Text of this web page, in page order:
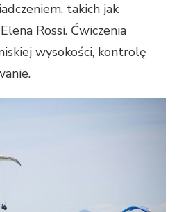
takich jak
Rossi. Ćwiczenia
wysokości, kontrolę